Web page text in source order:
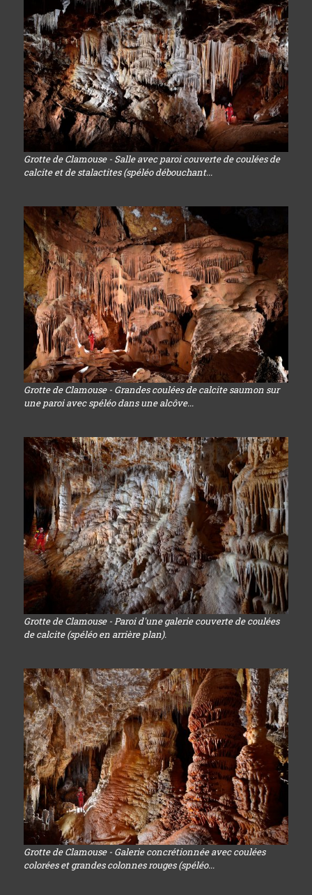
Grotte de Clamouse - Salle avec paroi couverte de coulées de
calcite et de stalactites (spéléo débouchant...
Grotte de Clamouse - Grandes coulées de calcite saumon sur
une paroi avec spéléo dans une alcôve...
Grotte de Clamouse - Paroi d'une galerie couverte de coulées
de calcite (spéléo en arrière plan).
Grotte de Clamouse - Galerie concrétionnée avec coulées
colorées et grandes colonnes rouges (spéléo...